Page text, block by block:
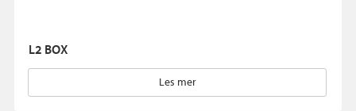
L2 BOX
Les mer